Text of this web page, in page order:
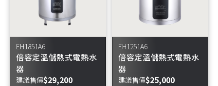
EH1851A6
倍容定溫儲熱式電熱水
器
建議售價$29,200
EH1251A6
倍容定溫儲熱式電熱水
器
建議售價$25,000